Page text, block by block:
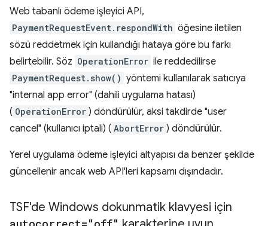
Web tabanlı ödeme işleyici API,
PaymentRequestEvent.respondWith öğesine iletilen
sözü reddetmek için kullandığı hataya göre bu farkı
belirtebilir. Söz OperationError ile reddedilirse
PaymentRequest.show() yöntemi kullanılarak satıcıya
"internal app error" (dahili uygulama hatası)
( OperationError ) döndürülür, aksi takdirde "user
cancel" (kullanıcı iptali) ( AbortError ) döndürülür.
Yerel uygulama ödeme işleyici altyapısı da benzer şekilde
güncellenir ancak web API'leri kapsamı dışındadır.
TSF'de Windows dokunmatik klavyesi için